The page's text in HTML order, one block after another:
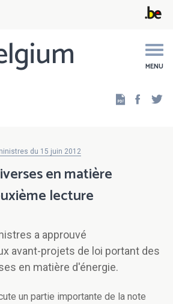
MENU
du 15 juin 2012
en matière
lecture
a approuvé
avant-projets de loi portant des
en matière d'énergie.
un partie importante de la note